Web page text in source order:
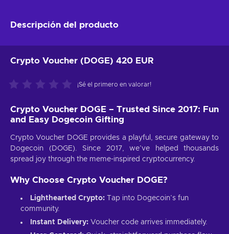
Descripción del producto
Crypto Voucher (DOGE) 420 EUR
¡Sé el primero en valorar!
Crypto Voucher DOGE – Trusted Since 2017: Fun
and Easy Dogecoin Gifting
Crypto Voucher DOGE provides a playful, secure gateway to
Dogecoin (DOGE). Since 2017, we’ve helped thousands
spread joy through the meme-inspired cryptocurrency.
Why Choose Crypto Voucher DOGE?
Lighthearted Crypto: Tap into Dogecoin’s fun
community.
Instant Delivery: Voucher code arrives immediately.